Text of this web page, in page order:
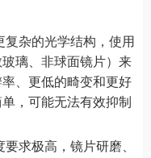
复杂的光学结构，使用
璃、非球面镜片）来
、更低的畸变和更好
，可能无法有效抑制
求极高，镜片研磨、